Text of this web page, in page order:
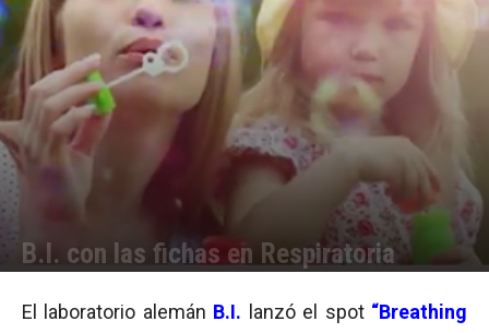
B.I. con las fichas en Respiratoria
El laboratorio alemán B.I. lanzó el spot “Breathing